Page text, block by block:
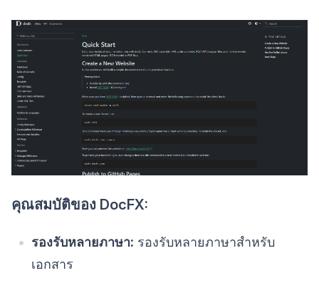
คุณสมบัติของ DocFX:
รองรับหลายภาษา: รองรับหลายภาษาสำหรับ
เอกสาร